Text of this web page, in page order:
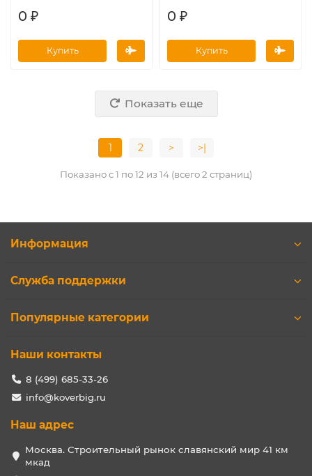
0 ₽
Купить
0 ₽
Купить
Показать еще
1 2 > >|
Показано с 1 по 12 из 14 (всего 2 страниц)
Информация
Служба поддержки
Популярные категории
Наши контакты
8 (499) 685-33-26
info@koverbig.ru
Наш адрес
Москва. Строительный рынок славянский мир 41 км
мкад